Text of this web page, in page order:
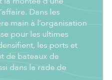
Dans les
main à l’organisation
pour les ultimes
les ports et
de bateaux de
dans la rade de